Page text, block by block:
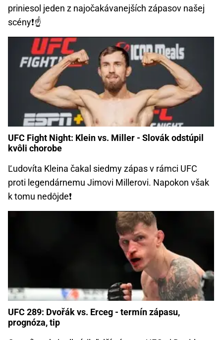
priniesol jeden z najočakávanejších zápasov našej
scény❗☝
UFC Fight Night: Klein vs. Miller - Slovák odstúpil
kvôli chorobe
Ľudovíta Kleina čakal siedmy zápas v rámci UFC
proti legendárnemu Jimovi Millerovi. Napokon však
k tomu nedôjde❗
UFC 289: Dvořák vs. Erceg - termín zápasu,
prognóza, tip